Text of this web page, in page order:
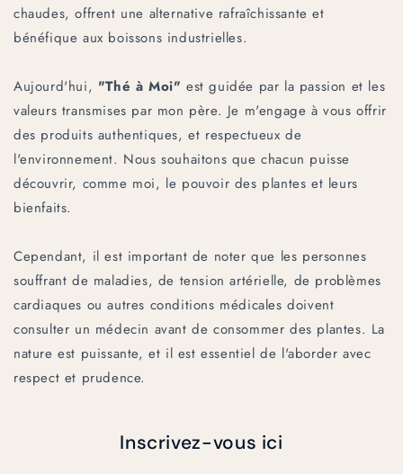
chaudes, offrent une alternative rafraîchissante et
bénéfique aux boissons industrielles.
Aujourd'hui, "Thé à Moi" est guidée par la passion et les
valeurs transmises par mon père. Je m'engage à vous offrir
des produits authentiques, et respectueux de
l'environnement. Nous souhaitons que chacun puisse
découvrir, comme moi, le pouvoir des plantes et leurs
bienfaits.
Cependant, il est important de noter que les personnes
souffrant de maladies, de tension artérielle, de problèmes
cardiaques ou autres conditions médicales doivent
consulter un médecin avant de consommer des plantes. La
nature est puissante, et il est essentiel de l'aborder avec
respect et prudence.
Inscrivez-vous ici